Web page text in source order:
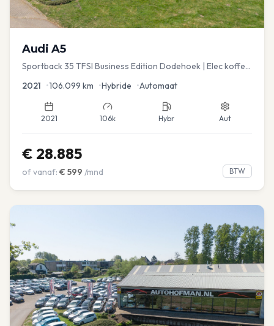
Audi A5
Sportback 35 TFSI Business Edition Dodehoek | Elec koffer
2021 •106.099 km •Hybride •Automaat
2021 106k Hybr Aut
€ 28.885
of vanaf: € 599 /mnd BTW